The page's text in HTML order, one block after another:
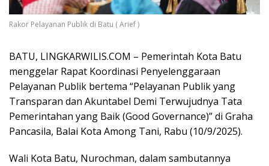
Rakor Pelayanan Publik di Batu ( Arief )
BATU, LINGKARWILIS.COM – Pemerintah Kota Batu
menggelar Rapat Koordinasi Penyelenggaraan
Pelayanan Publik bertema “Pelayanan Publik yang
Transparan dan Akuntabel Demi Terwujudnya Tata
Pemerintahan yang Baik (Good Governance)” di Graha
Pancasila, Balai Kota Among Tani, Rabu (10/9/2025).
Wali Kota Batu, Nurochman, dalam sambutannya